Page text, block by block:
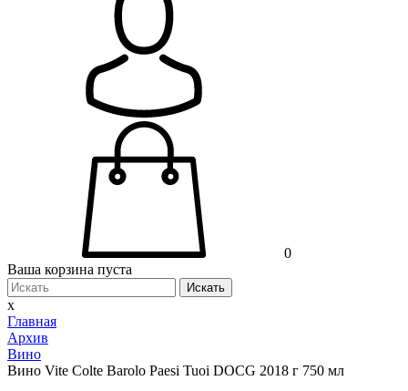
0
Ваша корзина пуста
Искать
x
Главная
Архив
Вино
Вино Vite Colte Barolo Paesi Tuoi DOCG 2018 г 750 мл